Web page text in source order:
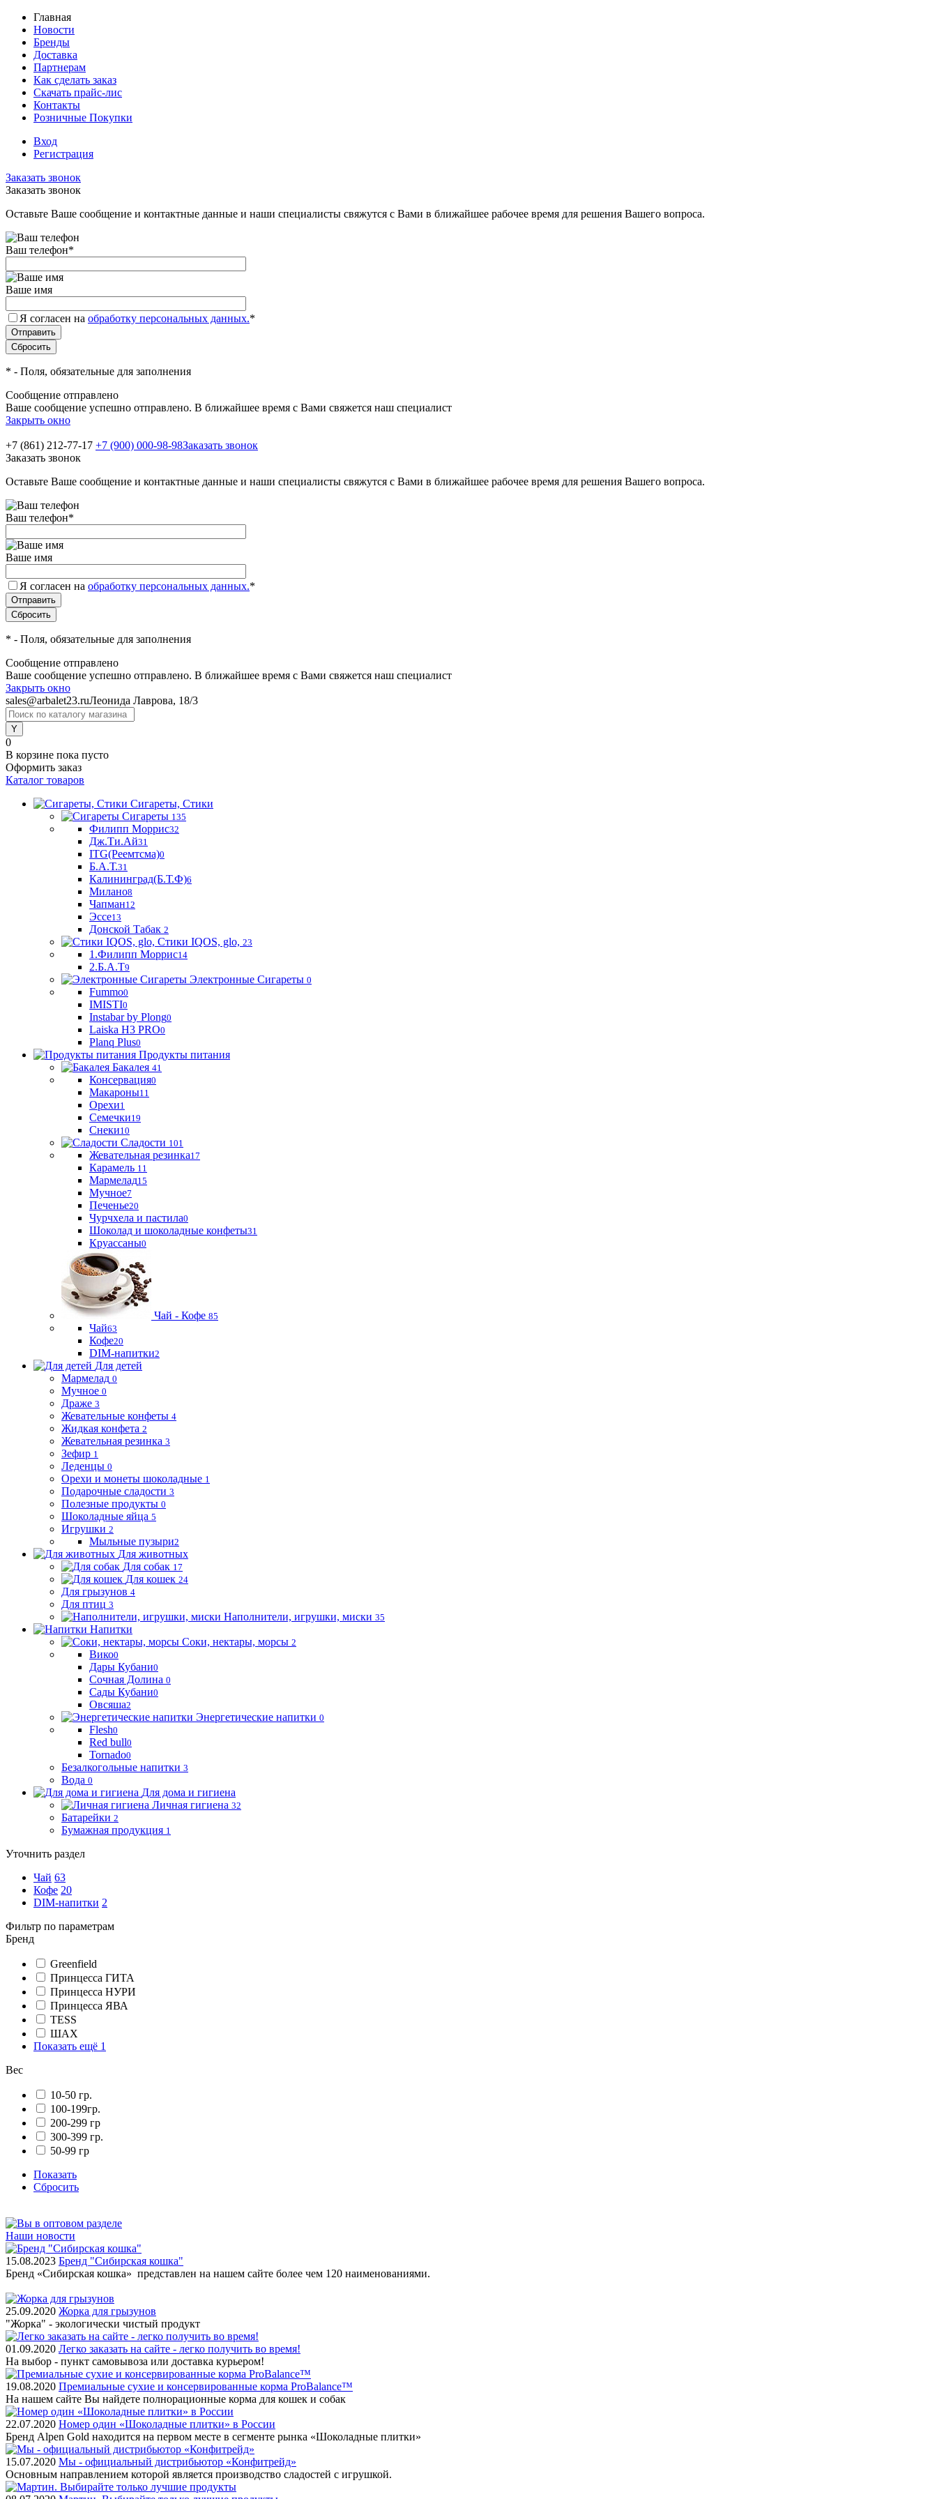
Главная
Новости
Бренды
Доставка
Партнерам
Как сделать заказ
Скачать прайс-лис
Контакты
Розничные Покупки
Вход
Регистрация
Заказать звонок
Заказать звонок
Оставьте Ваше сообщение и контактные данные и наши специалисты свяжутся с Вами в ближайшее рабочее время для решения Вашего вопроса.
Ваш телефон*
Ваше имя
Я согласен на обработку персональных данных.*
* - Поля, обязательные для заполнения
Сообщение отправлено
Ваше сообщение успешно отправлено. В ближайшее время с Вами свяжется наш специалист
Закрыть окно
+7 (861) 212-77-17 +7 (900) 000-98-98Заказать звонок
Заказать звонок
Оставьте Ваше сообщение и контактные данные и наши специалисты свяжутся с Вами в ближайшее рабочее время для решения Вашего вопроса.
Ваш телефон*
Ваше имя
Я согласен на обработку персональных данных.*
* - Поля, обязательные для заполнения
Сообщение отправлено
Ваше сообщение успешно отправлено. В ближайшее время с Вами свяжется наш специалист
Закрыть окно
sales@arbalet23.ruЛеонида Лаврова, 18/3
0
В корзине пока пусто
Оформить заказ
Каталог товаров
Сигареты, Стики
Сигареты 135
Филипп Моррис32
Дж.Ти.Ай31
ITG(Реемтсма)0
Б.А.Т.31
Калининград(Б.Т.Ф)6
Милано8
Чапман12
Эссе13
Донской Табак 2
Стики IQOS, glo, 23
1.Филипп Моррис14
2.Б.А.Т9
Электронные Сигареты 0
Fummo0
IMISTI0
Instabar by Plong0
Laiska H3 PRO0
Planq Plus0
Продукты питания
Бакалея 41
Консервация0
Макароны11
Орехи1
Семечки19
Снеки10
Сладости 101
Жевательная резинка17
Карамель 11
Мармелад15
Мучное7
Печенье20
Чурчхела и пастила0
Шоколад и шоколадные конфеты31
Круассаны0
Чай - Кофе 85
Чай63
Кофе20
DIM-напитки2
Для детей
Мармелад 0
Мучное 0
Драже 3
Жевательные конфеты 4
Жидкая конфета 2
Жевательная резинка 3
Зефир 1
Леденцы 0
Орехи и монеты шоколадные 1
Подарочные сладости 3
Полезные продукты 0
Шоколадные яйца 5
Игрушки 2
Мыльные пузыри2
Для животных
Для собак 17
Для кошек 24
Для грызунов 4
Для птиц 3
Наполнители, игрушки, миски 35
Напитки
Соки, нектары, морсы 2
Вико0
Дары Кубани0
Сочная Долина 0
Сады Кубани0
Овсяша2
Энергетические напитки 0
Flesh0
Red bull0
Tornado0
Безалкогольные напитки 3
Вода 0
Для дома и гигиена
Личная гигиена 32
Батарейки 2
Бумажная продукция 1
Уточнить раздел
Чай 63
Кофе 20
DIM-напитки 2
Фильтр по параметрам
Бренд
Greenfield
Принцесса ГИТА
Принцесса НУРИ
Принцесса ЯВА
TESS
ШАХ
Показать ещё 1
Вес
10-50 гр.
100-199гр.
200-299 гр
300-399 гр.
50-99 гр
Показать
Сбросить
Наши новости
15.08.2023 Бренд "Сибирская кошка"
Бренд «Сибирская кошка» представлен на нашем сайте более чем 120 наименованиями.
25.09.2020 Жорка для грызунов
"Жорка" - экологически чистый продукт
01.09.2020 Легко заказать на сайте - легко получить во время!
На выбор - пункт самовывоза или доставка курьером!
19.08.2020 Премиальные сухие и консервированные корма ProBalance™
На нашем сайте Вы найдете полнорационные корма для кошек и собак
22.07.2020 Номер один «Шоколадные плитки» в России
Бренд Alpen Gold находится на первом месте в сегменте рынка «Шоколадные плитки»
15.07.2020 Мы - официальный дистрибьютор «Конфитрейд»
Основным направлением которой является производство сладостей с игрушкой.